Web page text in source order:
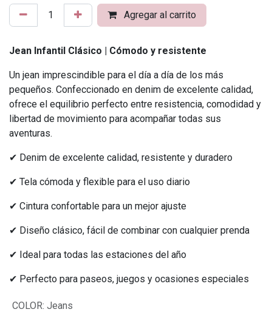
Agregar al carrito
Jean Infantil Clásico | Cómodo y resistente
Un jean imprescindible para el día a día de los más
pequeños. Confeccionado en denim de excelente calidad,
ofrece el equilibrio perfecto entre resistencia, comodidad y
libertad de movimiento para acompañar todas sus
aventuras.
✔ Denim de excelente calidad, resistente y duradero
✔ Tela cómoda y flexible para el uso diario
✔ Cintura confortable para un mejor ajuste
✔ Diseño clásico, fácil de combinar con cualquier prenda
✔ Ideal para todas las estaciones del año
✔ Perfecto para paseos, juegos y ocasiones especiales
COLOR: Jeans